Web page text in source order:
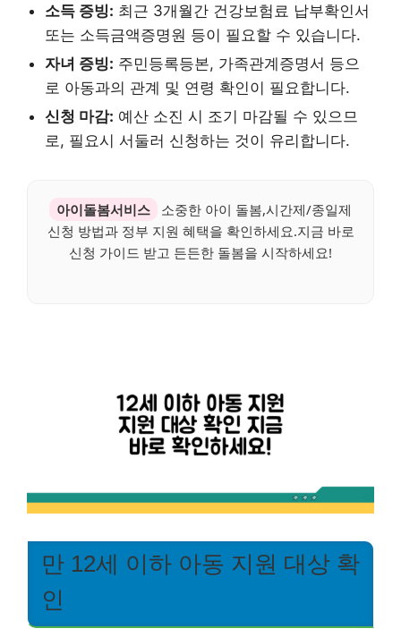
소득 증빙: 최근 3개월간 건강보험료 납부확인서
또는 소득금액증명원 등이 필요할 수 있습니다.
자녀 증빙: 주민등록등본, 가족관계증명서 등으
로 아동과의 관계 및 연령 확인이 필요합니다.
신청 마감: 예산 소진 시 조기 마감될 수 있으므
로, 필요시 서둘러 신청하는 것이 유리합니다.
아이돌봄서비스
소중한 아이 돌봄,시간제/종일제
신청 방법과 정부 지원 혜택을 확인하세요.지금 바로
신청 가이드 받고 든든한 돌봄을 시작하세요!
만 12세 이하 아동 지원 대상 확
인